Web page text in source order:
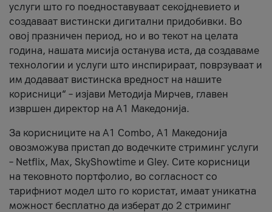
услуги што го поедноставуваат секојдневието и
создаваат вистински дигитални придобивки. Во
овој празничен период, но и во текот на целата
година, нашата мисија останува иста, да создаваме
технологии и услуги што инспирираат, поврзуваат и
им додаваат вистинска вредност на нашите
корисници“ – изјави Методија Мирчев, главен
извршен директор на А1 Македонија.
За корисниците на A1 Combo, А1 Македонија
овозможува пристап до водечките стриминг услуги
– Netflix, Max, SkyShowtime и Gley. Сите корисници
на тековното портфолио, во согласност со
тарифниот модел што го користат, имаат уникатна
можност бесплатно да изберат до 2 стриминг